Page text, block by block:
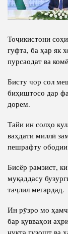
Салоҳият
Тарҷумаи ҳол
Китобҳо
Мақолаҳо
ПРЕЗИДЕНТИ
Сохтори
Роҳбарон
Таърихи
Тоҷикистони
гуфта, ба ҳар як
пурсаодат ва
Бисту чор сол
биҳиштосо дар
дорем.
Тайи ин солҳо
ваҳдати миллӣ
пешрафту
Бисёр рамзист,
муқаддасу
таҷлил мегардад.
Ин рӯзро мо
бар қувваҳои
нуқта гузошт ва